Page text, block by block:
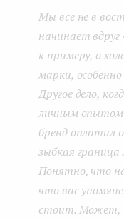
Мы все не в
начинает вдруг
к примеру, о
марки,
Другое дело,
личным опытом
бренд оплатил
зыбкая
Понятно, что
что вас
стоит. Может,